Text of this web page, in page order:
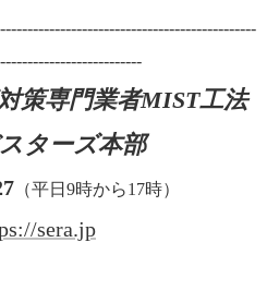
策専門業者MIST工法
ターズ本部
（平日9時から17時）
sera.jp